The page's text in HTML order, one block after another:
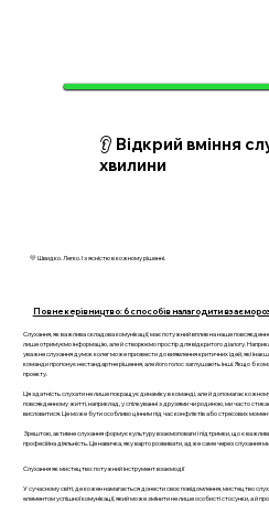
👂 Відкрий вміння
хвилини
💛 Швидко. Легко. І з ясністю в кожному рішенні.
Повне керівництво: 6 способів налагодити
Слухання, як важлива складова комунікації, має потужний вплив на наше
лише отримуємо інформацію, але й створюємо простір для відкритого діалогу.
уважне слухання думок колег може призвести до виявлення критичних ідей, які
команди пропонує нестандартне рішення, але його голос заглушають інші. Якщо б
проекту.
Ця здатність слухати не лише покращує динаміку в команді, але й допомагає
повсякденному житті, наприклад, у спілкуванні з друзями чи родиною, ми часто
висловитися. Це може бути особливо цінним під час конфліктів або стресових
Зрештою, активне слухання формує культуру взаємоповаги і підтримки, що є
професійна діяльність. Це навичка, яку варто розвивати, адже саме через слухання
Слухання як мистецтво: потужний інструмент взаємодії
У сучасному світі, де кожен намагається донести своє повідомлення, мистецтво
елементом успішної комунікації, який може змінити не лише особисті стосунки, а й